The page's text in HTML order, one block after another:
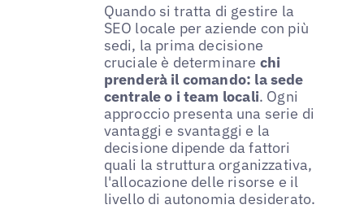
Quando si tratta di gestire la
SEO locale per aziende con più
sedi, la prima decisione
cruciale è determinare chi
prenderà il comando: la sede
centrale o i team locali. Ogni
approccio presenta una serie di
vantaggi e svantaggi e la
decisione dipende da fattori
quali la struttura organizzativa,
l'allocazione delle risorse e il
livello di autonomia desiderato.